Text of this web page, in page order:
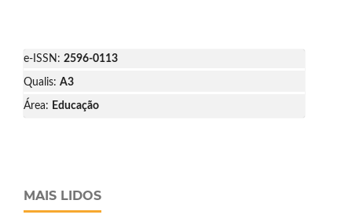
e-ISSN: 2596-0113
Qualis: A3
Área: Educação
MAIS LIDOS